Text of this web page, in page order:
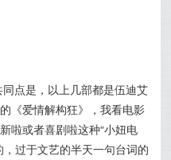
点是，以上几部都是伍迪艾
《爱情解构狂》，我看电影
啦或者喜剧啦这种“小妞电
过于文艺的半天一句台词的